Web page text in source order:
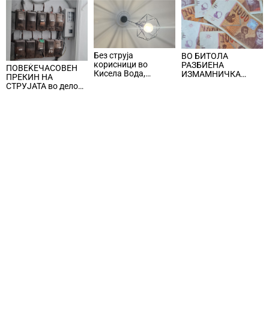
ПОВЕЌЕЧАСОВЕН
ПРЕКИН НА
СТРУЈАТА во делови
Без струја
корисници во
Кисела Вода,
ВО БИТОЛА
РАЗБИЕНА
ИЗМАМНИЧКА